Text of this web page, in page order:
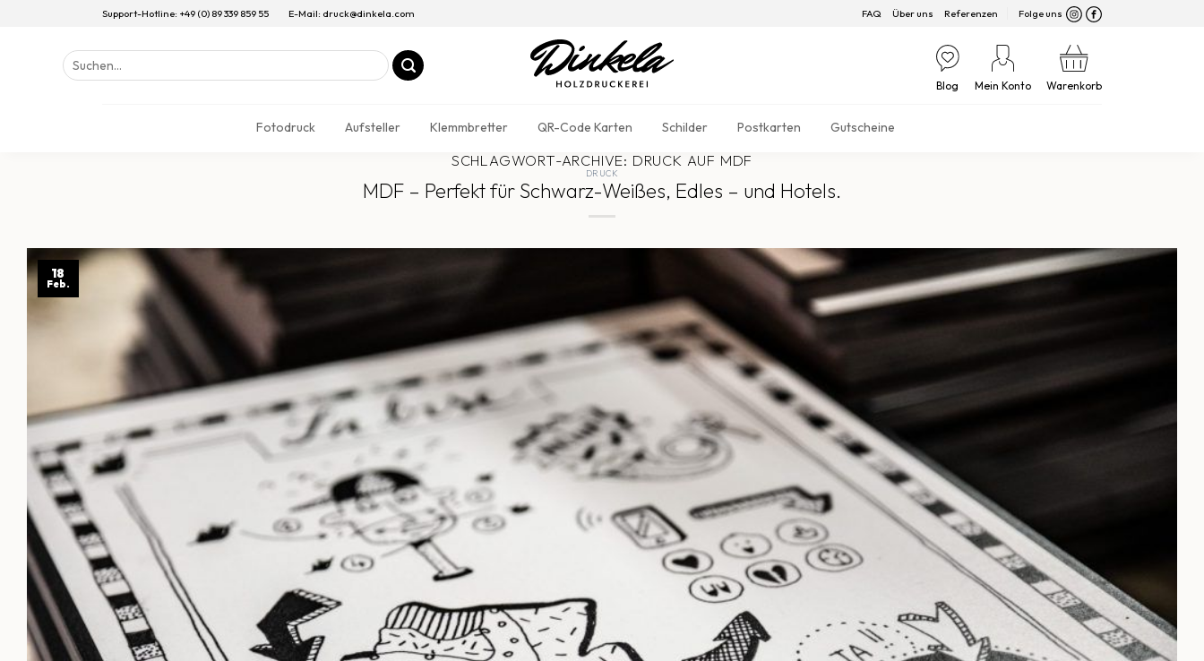
Support-Hotline: +49 (0) 89 339 859 55 E-Mail: druck@dinkela.com FAQ Über uns Referenzen Folge uns
Suchen
nach:
Blog Mein Konto Warenkorb
Fotodruck Aufsteller Klemmbretter QR-Code Karten Schilder Postkarten Gutscheine
SCHLAGWORT-ARCHIVE: DRUCK AUF MDF
DRUCK
MDF – Perfekt für Schwarz-Weißes, Edles – und Hotels.
18
Feb.